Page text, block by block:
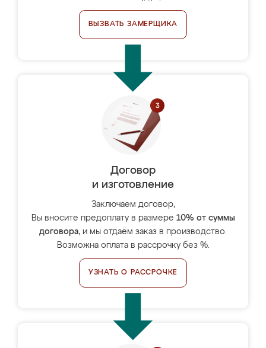
ВЫЗВАТЬ ЗАМЕРЩИКА
Договор
и изготовление
Заключаем договор,
Вы вносите предоплату в размере 10% от суммы
договора, и мы отдаём заказ в производство.
Возможна оплата в рассрочку без %.
УЗНАТЬ О РАССРОЧКЕ